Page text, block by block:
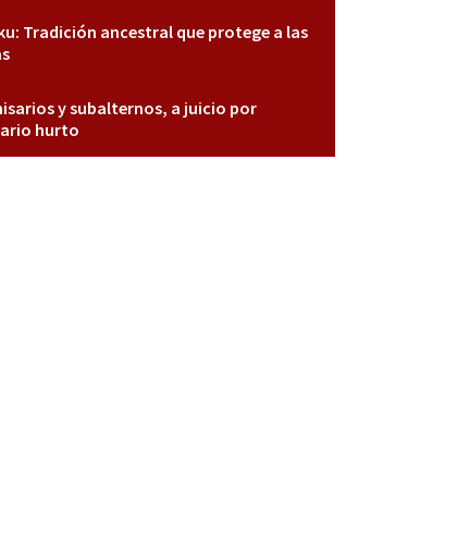
Tradición ancestral que protege a las
y subalternos, a juicio por
hurto